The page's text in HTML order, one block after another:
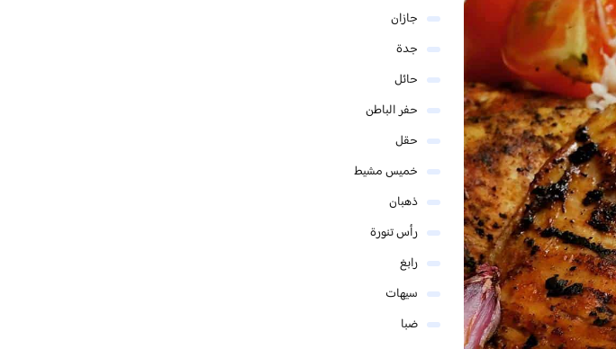
جازان
جدة
حائل
حفر الباطن
حقل
خميس مشيط
ذهبان
رأس تنورة
رابغ
سيهات
ضبا